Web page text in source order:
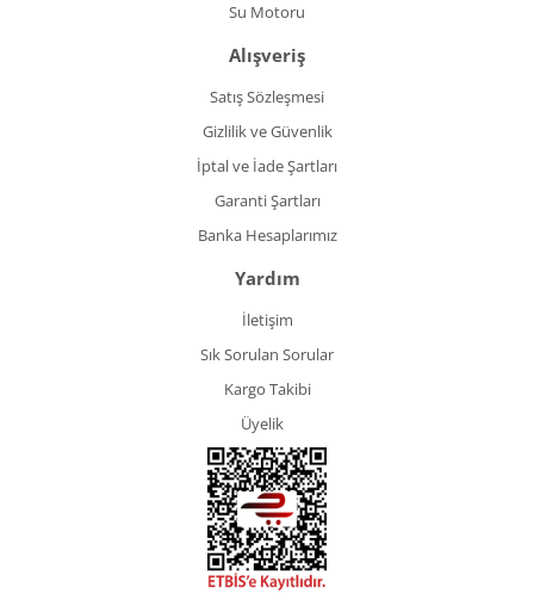
Su Motoru
Alışveriş
Satış Sözleşmesi
Gizlilik ve Güvenlik
İptal ve İade Şartları
Garanti Şartları
Banka Hesaplarımız
Yardım
İletişim
Sık Sorulan Sorular
Kargo Takibi
Üyelik